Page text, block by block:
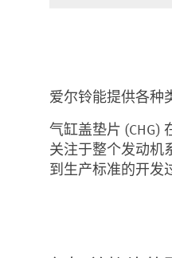
爱尔铃能提供各种
气缸盖垫片 (CHG)
关注于整个发动机
到生产标准的开发